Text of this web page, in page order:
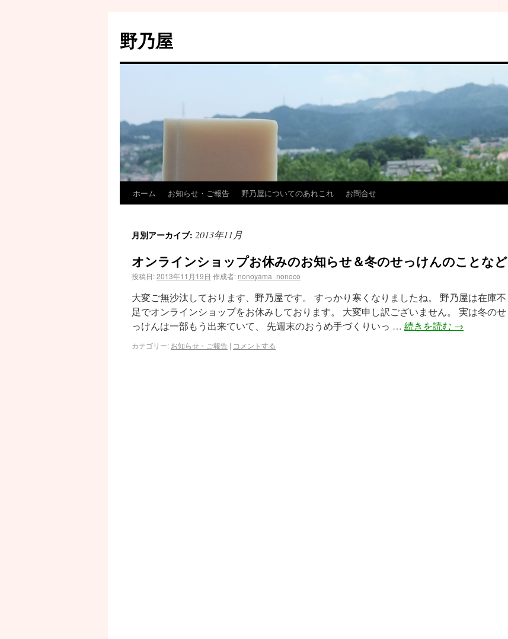
野乃屋
ホーム お知らせ・ご報告 野乃屋についてのあれこれ お問合せ
月別アーカイブ: 2013年11月
オンラインショップお休みのお知らせ＆冬のせっけんのことなど
投稿日:2013年11月19日 作成者: nonoyama_nonoco
大変ご無沙汰しております、野乃屋です。 すっかり寒くなりましたね。 野乃屋は在庫不
足でオンラインショップをお休みしております。 大変申し訳ございません。 実は冬のせ
っけんは一部もう出来ていて、 先週末のおうめ手づくりいっ … 続きを読む →
カテゴリー: お知らせ・ご報告 | コメントする